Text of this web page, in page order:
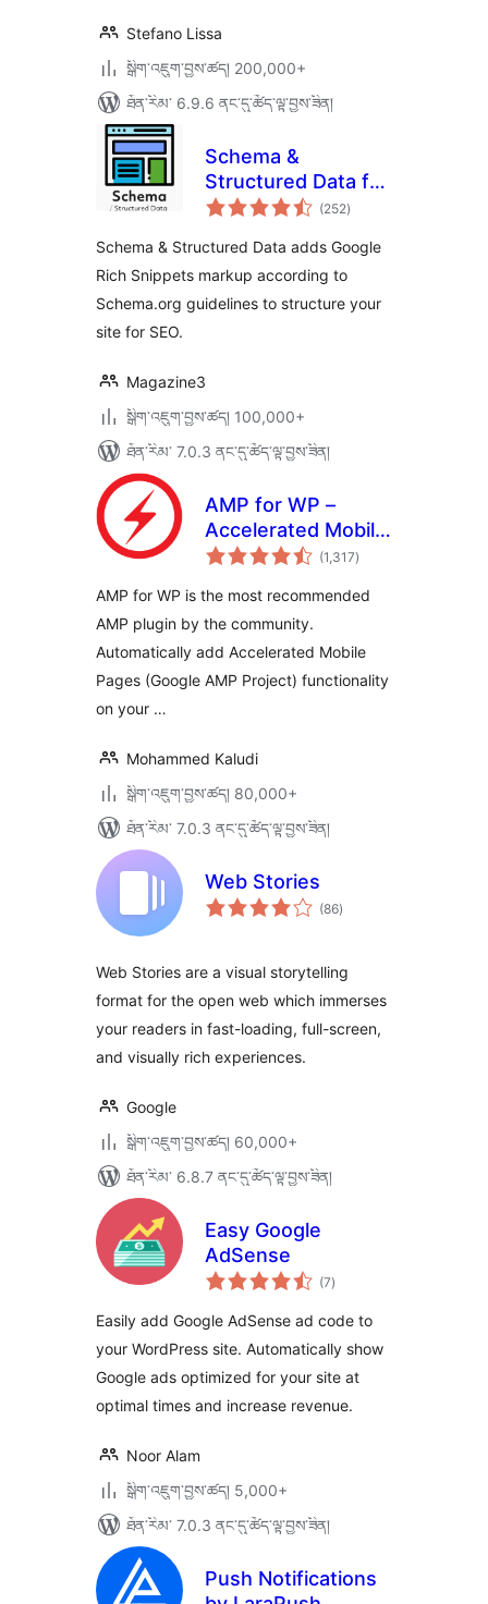
Stefano Lissa
སྒྲིག་འཇུག་བྱས་ཚད། 200,000+
ཐོན་རིམ་ 6.9.6 ནང་དུ་ཚོད་ལྟ་བྱས་ཟིན།
Schema &
Structured Data for
WP & AMP
(252གདེང་
འཇོག་
ཚང་།
)
Schema & Structured Data adds Google
Rich Snippets markup according to
Schema.org guidelines to structure your
site for SEO.
Magazine3
སྒྲིག་འཇུག་བྱས་ཚད། 100,000+
ཐོན་རིམ་ 7.0.3 ནང་དུ་ཚོད་ལྟ་བྱས་ཟིན།
AMP for WP –
Accelerated Mobile
Pages
(1,317གདེང་
འཇོག་
ཚང་།
)
AMP for WP is the most recommended
AMP plugin by the community.
Automatically add Accelerated Mobile
Pages (Google AMP Project) functionality
on your …
Mohammed Kaludi
སྒྲིག་འཇུག་བྱས་ཚད། 80,000+
ཐོན་རིམ་ 7.0.3 ནང་དུ་ཚོད་ལྟ་བྱས་ཟིན།
Web Stories
(86གདེང་
འཇོག་
)
Web Stories are a visual storytelling
format for the open web which immerses
your readers in fast-loading, full-screen,
and visually rich experiences.
Google
སྒྲིག་འཇུག་བྱས་ཚད། 60,000+
ཐོན་རིམ་ 6.8.7 ནང་དུ་ཚོད་ལྟ་བྱས་ཟིན།
Easy Google
AdSense
(7གདེང་
འཇོག་
ཚང་།
)
Easily add Google AdSense ad code to
your WordPress site. Automatically show
Google ads optimized for your site at
optimal times and increase revenue.
Noor Alam
སྒྲིག་འཇུག་བྱས་ཚད། 5,000+
ཐོན་རིམ་ 7.0.3 ནང་དུ་ཚོད་ལྟ་བྱས་ཟིན།
Push Notifications